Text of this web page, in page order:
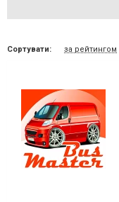
Сортувати: за рейтингом